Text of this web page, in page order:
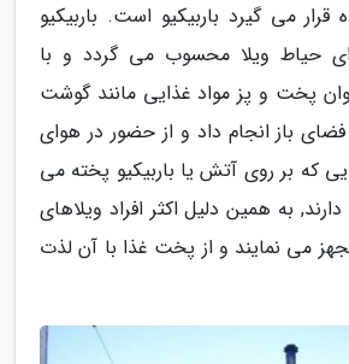
قرار می گیرد باربیکیو است. باربیکیو
حیاط ویلا محسوب می گردد و با
پخت و پز مواد غذایی مانند گوشت
باز انجام داد و از حضور در هوای
که بر روی آتش یا باربیکیو پخته می
به همین دلیل اکثر افراد ویلاهای
می نمایند و از پخت غذا با آن لذت